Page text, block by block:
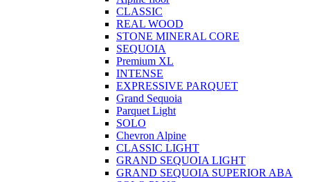
CLASSIC
REAL WOOD
STONE MINERAL CORE
SEQUOIA
Premium XL
INTENSE
EXPRESSIVE PARQUET
Grand Sequoia
Parquet Light
SOLO
Chevron Alpine
CLASSIC LIGHT
GRAND SEQUOIA LIGHT
GRAND SEQUOIA SUPERIOR ABA